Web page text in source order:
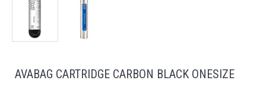
AVABAG CARTRIDGE CARBON BLACK ONESIZE